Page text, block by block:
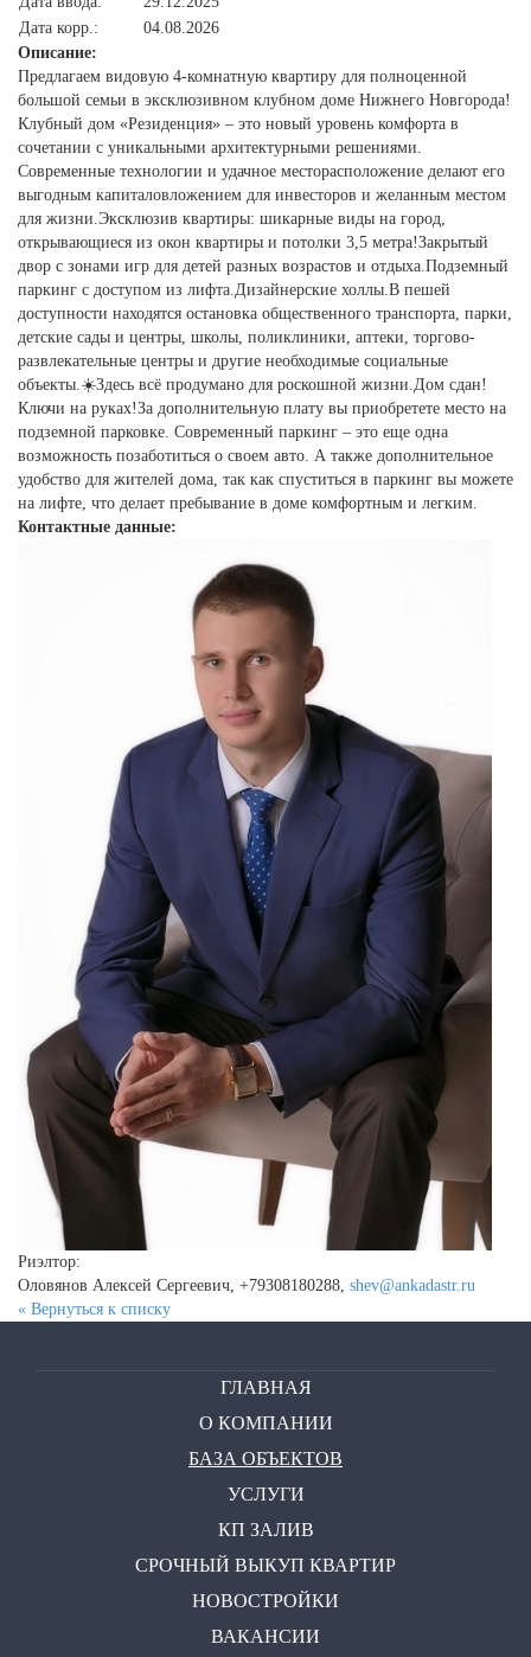
Дата корр.:
04.08.2026
Описание:
️Предлагаем видовую 4-комнатную квартиру для полноценной
большой семьи в эксклюзивном клубном доме Нижнего Новгорода!
Клубный дом «Резиденция» – это новый уровень комфорта в
сочетании с уникальными архитектурными решениями.
Современные технологии и удачное месторасположение делают его
выгодным капиталовложением для инвесторов и желанным местом
для жизни.Эксклюзив квартиры: шикарные виды на город,
открывающиеся из окон квартиры и потолки 3,5 метра!Закрытый
двор с зонами игр для детей разных возрастов и отдыха.Подземный
паркинг с доступом из лифта.Дизайнерские холлы.В пешей
доступности находятся остановка общественного транспорта, парки,
детские сады и центры, школы, поликлиники, аптеки, торгово-
развлекательные центры и другие необходимые социальные
объекты.☀️Здесь всё продумано для роскошной жизни.Дом сдан!
Ключи на руках!За дополнительную плату вы приобретете место на
подземной парковке. Современный паркинг – это еще одна
возможность позаботиться о своем авто. А также дополнительное
удобство для жителей дома, так как спуститься в паркинг вы можете
на лифте, что делает пребывание в доме комфортным и легким.
Контактные данные:
Риэлтор:
Оловянов Алексей Сергеевич, +79308180288, shev@ankadastr.ru
« Вернуться к списку
ГЛАВНАЯ
О КОМПАНИИ
БАЗА ОБЪЕКТОВ
УСЛУГИ
КП ЗАЛИВ
СРОЧНЫЙ ВЫКУП КВАРТИР
НОВОСТРОЙКИ
ВАКАНСИИ